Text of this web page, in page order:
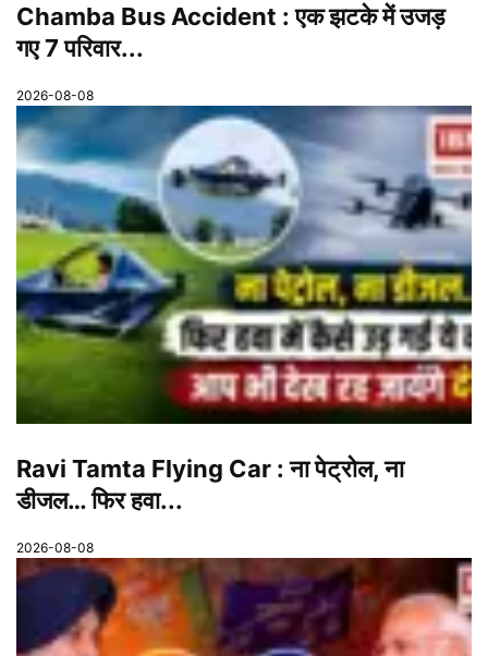
Chamba Bus Accident : एक झटके में उजड़
गए 7 परिवार...
2026-08-08
Ravi Tamta Flying Car : ना पेट्रोल, ना
डीजल… फिर हवा...
2026-08-08